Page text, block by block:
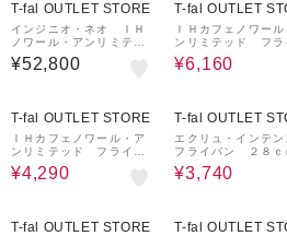
T-fal OUTLET STORE
インジニオ・ネオ ＩＨ
ノワール・アンリミテッ
ド セット１５
¥52,800
T-fal OUTLET
ＩＨカフェノワール
ンリミテッド フラ
ン ２８ｃｍ＊
¥6,160
T-fal OUTLET STORE
ＩＨカフェノワール・ア
ンリミテッド フライパ
ン ２０ｃｍ＊
¥4,290
T-fal OUTLET
エクリュ・インテ
フライパン ２８ｃ
¥3,740
T-fal OUTLET STORE T-fal OUTLET